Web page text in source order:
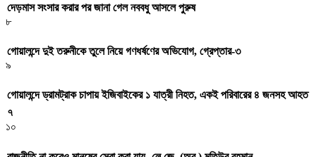
দেড়মাস সংসার করার পর জানা গেল নববধু আসলে পুরুষ
৮
গোয়ালন্দে দুই তরুনীকে তুলে নিয়ে গণধর্ষণের অভিযোগ, গ্রেপ্তার-৩
৯
গোয়ালন্দে ড্রামট্রাক চাপায় ইজিবাইকের ১ যাত্রী নিহত, একই পরিবারের ৪ জনসহ আহত
৭
১০